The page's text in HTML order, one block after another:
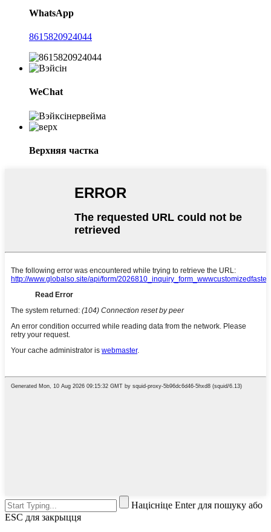
WhatsApp
8615820924044
WeChat
Верхняя частка
Націсніце Enter для пошуку або
ESC для закрыцця